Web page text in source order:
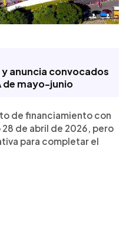
anuncia convocados
de mayo-junio
de financiamiento con
de abril de 2026, pero
para completar el